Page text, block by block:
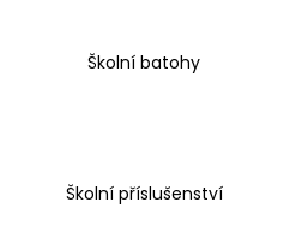
Školní batohy
Školní příslušenství